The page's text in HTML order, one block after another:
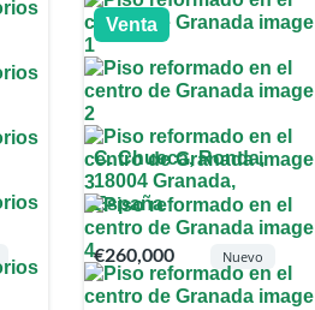
Venta
C. Chueca, Ronda,
18004 Granada,
España
€260,000 Nuevo